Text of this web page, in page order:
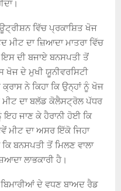
ਵਿੱਚ ਪ੍ਰਕਾਸ਼ਿਤ ਖੋਜ
ਮੀਟ ਦਾ ਜ਼ਿਆਦਾ ਮਾਤਰਾ ਵਿੱਚ
ਦੀ ਬਜਾਏ ਬਨਸਪਤੀ ਤੋਂ
ਖੋਜ ਦੇ ਮੁਖੀ ਯੂਨੀਵਰਸਿਟੀ
ਨੇ ਕਿਹਾ ਕਿ ਉਨ੍ਹਾਂ ਨੂੰ ਖੋਜ
ਮੀਟ ਦਾ ਬਲੱਡ ਕੋਲੈਸਟ੍ਰੋਲ ਪੱਧਰ
ਇਹ ਜਾਣ ਕੇ ਹੈਰਾਨੀ ਹੋਈ ਕਿ
ਮੀਟ ਦਾ ਅਸਰ ਇੱਕੋ ਜਿਹਾ
ਬਨਸਪਤੀ ਤੋਂ ਮਿਲਣ ਵਾਲਾ
ਲਾਭਕਾਰੀ ਹੈ।
ਦੇ ਵਧਣ ਬਾਅਦ ਰੈਡ